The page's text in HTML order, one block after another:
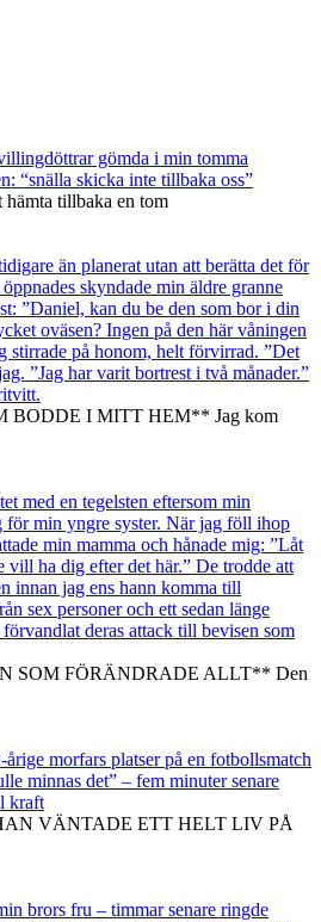
gömda i min tomma
“snälla skicka inte tillbaka oss”
hämta tillbaka en tom
än planerat utan att berätta det för
skyndade min äldre granne
”Daniel, kan du be den som bor i din
oväsen? Ingen på den här våningen
stirrade på honom, helt förvirrad. ”Det
”Jag har varit bortrest i två månader.”
BODDE I MITT HEM** Jag kom
med en tegelsten eftersom min
för min yngre syster. När jag föll ihop
min mamma och hånade mig: ”Låt
vill ha dig efter det här.” De trodde att
innan jag ens hann komma till
sex personer och ett sedan länge
deras attack till bevisen som
SOM FÖRÄNDRADE ALLT** Den
morfars platser på en fotbollsmatch
minnas det” – fem minuter senare
kraft
VÄNTADE ETT HELT LIV PÅ
brors fru – timmar senare ringde